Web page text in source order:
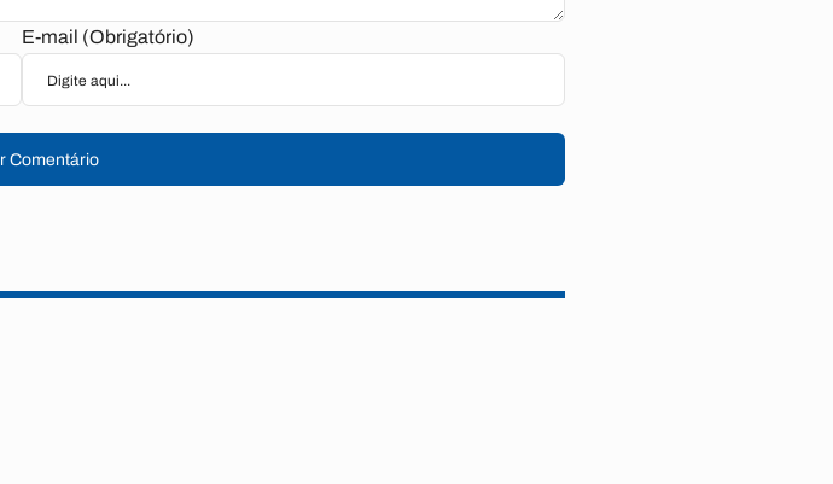
E-mail (Obrigatório)
Comentário